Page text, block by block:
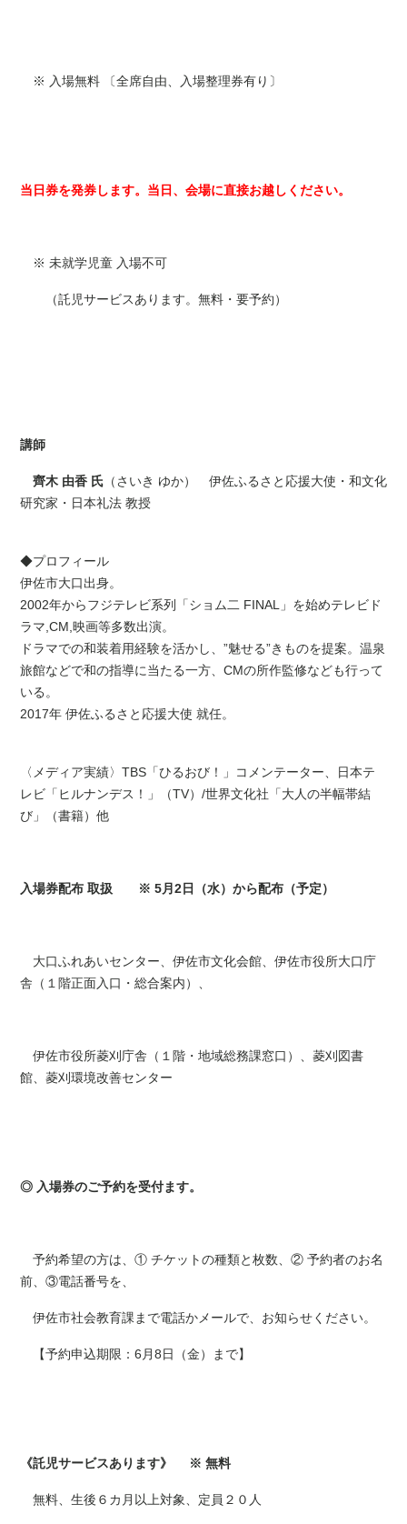
※ 入場無料 〔全席自由、入場整理券有り〕
当日券を発券します。当日、会場に直接お越しください。
※ 未就学児童 入場不可
（託児サービスあります。無料・要予約）
講師
齊木 由香 氏（さいき ゆか） 伊佐ふるさと応援大使・和文化
研究家・日本礼法 教授
◆プロフィール
伊佐市大口出身。
2002年からフジテレビ系列「ショム二 FINAL」を始めテレビド
ラマ,CM,映画等多数出演。
ドラマでの和装着用経験を活かし、”魅せる”きものを提案。温泉
旅館などで和の指導に当たる一方、CMの所作監修なども行って
いる。
2017年 伊佐ふるさと応援大使 就任。
〈メディア実績〉TBS「ひるおび！」コメンテーター、日本テ
レビ「ヒルナンデス！」（TV）/世界文化社「大人の半幅帯結
び」（書籍）他
入場券配布 取扱 ※ 5月2日（水）から配布（予定）
大口ふれあいセンター、伊佐市文化会館、伊佐市役所大口庁
舎（１階正面入口・総合案内）、
伊佐市役所菱刈庁舎（１階・地域総務課窓口）、菱刈図書
館、菱刈環境改善センター
◎ 入場券のご予約を受付ます。
予約希望の方は、① チケットの種類と枚数、② 予約者のお名
前、③電話番号を、
伊佐市社会教育課まで電話かメールで、お知らせください。
【予約申込期限：6月8日（金）まで】
《託児サービスあります》 ※ 無料
無料、生後６カ月以上対象、定員２０人